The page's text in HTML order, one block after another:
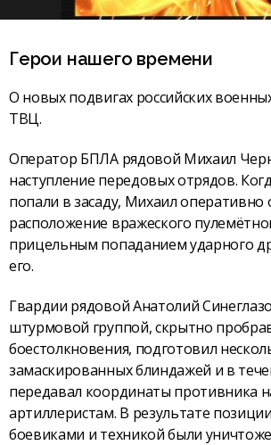
Герои нашего времени
О новых подвигах российских
ТВЦ.
Оператор БПЛА рядовой Михаил
наступление передовых отрядов.
попали в засаду, Михаил оперативно
расположение вражеского
прицельным попаданием ударного
его.
Гвардии рядовой Анатолий
штурмовой группой, скрытно
боестолкновения, подготовил
замаскированных блиндажей и в
передавал координаты противника
артиллеристам. В результате
боевиками и техникой были